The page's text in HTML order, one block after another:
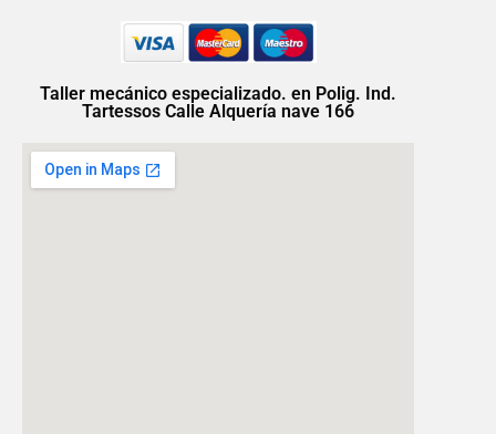
Taller mecánico especializado. en Polig. Ind.
Tartessos Calle Alquería nave 166